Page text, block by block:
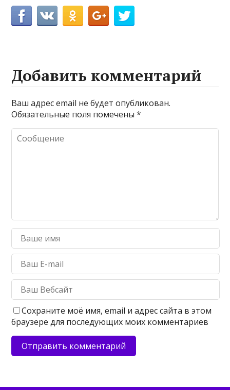
Добавить комментарий
Ваш адрес email не будет опубликован.
Обязательные поля помечены*
Сохраните моё имя, email и адрес сайта в этом
браузере для последующих моих комментариев